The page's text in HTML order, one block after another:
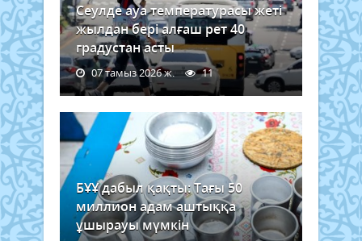
Сеулде ауа температурасы жеті
жылдан бері алғаш рет 40
градустан асты
07 тамыз 2026 ж. 11
БҰҰ дабыл қақты: Тағы 50
миллион адам аштыққа
ұшырауы мүмкін